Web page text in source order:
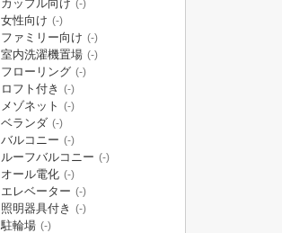
カップル向け (-)
女性向け (-)
ファミリー向け (-)
室内洗濯機置場 (-)
フローリング (-)
ロフト付き (-)
メゾネット (-)
ベランダ (-)
バルコニー (-)
ルーフバルコニー (-)
オール電化 (-)
エレベーター (-)
照明器具付き (-)
駐輪場 (-)